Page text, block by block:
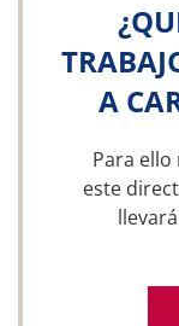
A
Para
este